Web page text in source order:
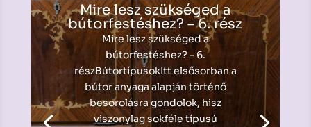
Mire lesz szükséged a
bútorfestéshez? – 6. rész
Mire lesz szükséged a
bútorfestéshez? - 6.
részBútortípusokItt elsősorban a
bútor anyaga alapján történő
besorolásra gondolok, hisz
viszonylag sokféle típusú